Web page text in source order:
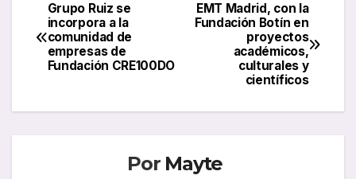
Navegación
de
EMT Madrid, con la
Fundación Botín en
proyectos
académicos,
culturales y
científicos
Grupo Ruiz se
incorpora a la
comunidad de
empresas de
Fundación CRE100DO
Por Mayte